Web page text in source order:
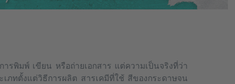
พิมพ์ เขียน หรือถ่ายเอกสาร แต่ความเป็นจริงที่ว่า
ภทตั้งแต่วิธีการผลิต สารเคมีที่ใช้ สีของกระดาษจน